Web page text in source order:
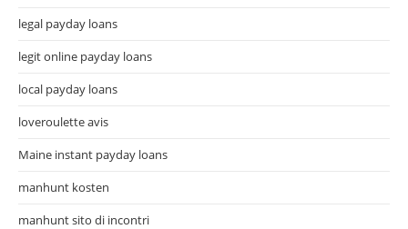
legal payday loans
legit online payday loans
local payday loans
loveroulette avis
Maine instant payday loans
manhunt kosten
manhunt sito di incontri